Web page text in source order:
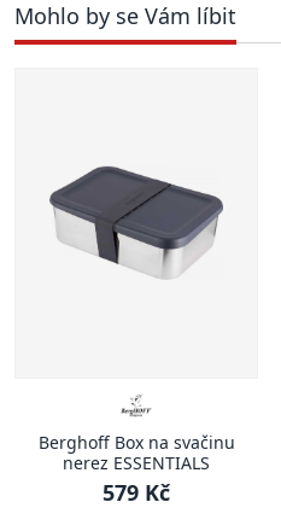
Mohlo by se Vám líbit
Berghoff Box na svačinu
nerez ESSENTIALS
579 Kč